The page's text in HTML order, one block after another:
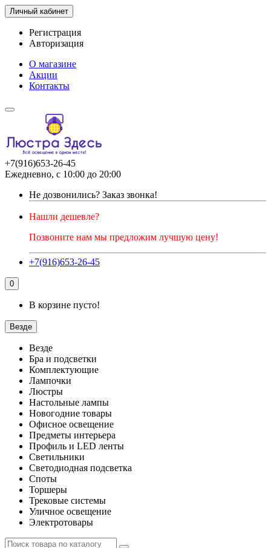
Личный кабинет
Регистрация
Авторизация
О магазине
Акции
Контакты
+7(916)653-26-45
Ежедневно, с 10:00 до 20:00
Не дозвонились? Заказ звонка!
Нашли дешевле?
Позвоните нам мы предложим лучшую цену!
+7(916)653-26-45
0
В корзине пусто!
Везде
Везде
Бра и подсветки
Комплектующие
Лампочки
Люстры
Настольные лампы
Новогодние товары
Офисное освещение
Предметы интерьера
Профиль и LED ленты
Светильники
Светодиодная подсветка
Споты
Торшеры
Трековые системы
Уличное освещение
Электротовары